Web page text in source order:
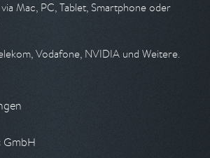
Mac, PC, Tablet, Smartphone oder
Vodafone, NVIDIA und Weitere.
GmbH